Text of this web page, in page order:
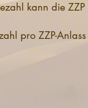
kann die
pro ZZP-